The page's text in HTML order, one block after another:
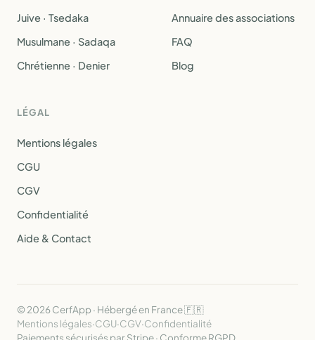
Juive · Tsedaka
Musulmane · Sadaqa
Chrétienne · Denier
Annuaire des associations
FAQ
Blog
LÉGAL
Mentions légales
CGU
CGV
Confidentialité
Aide & Contact
© 2026 CerfApp · Hébergé en France 🇫🇷
Mentions légales·CGU·CGV·Confidentialité
Paiements sécurisés par Stripe · Conforme RGPD